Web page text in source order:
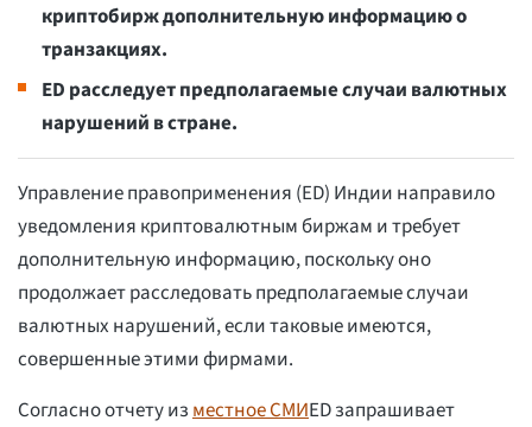
криптобирж дополнительную информацию о
транзакциях.
ED расследует предполагаемые случаи валютных
нарушений в стране.
Управление правоприменения (ED) Индии направило
уведомления криптовалютным биржам и требует
дополнительную информацию, поскольку оно
продолжает расследовать предполагаемые случаи
валютных нарушений, если таковые имеются,
совершенные этими фирмами.
Согласно отчету изместное СМИED запрашивает